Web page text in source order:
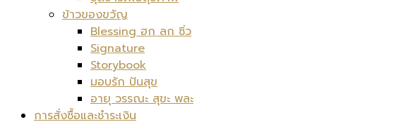
ข้าวของขวัญ
Blessing ฮก ลก ซิ่ว
Signature
Storybook
มอบรัก ปันสุข
อายุ วรรณะ สุขะ พละ
การสั่งซื้อและชำระเงิน